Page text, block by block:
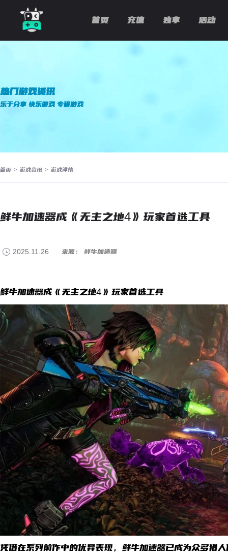
首页 充值 独享 活动
热门游戏资讯
乐于分享 快乐游戏 专研游戏
首页 > 游戏资讯 > 游戏详情
鲜牛加速器成《无主之地4》玩家首选工具
2025.11.26 来源： 鲜牛加速器
鲜牛加速器成《无主之地4》玩家首选工具
凭借在系列前作中的优异表现，鲜牛加速器已成为众多猎